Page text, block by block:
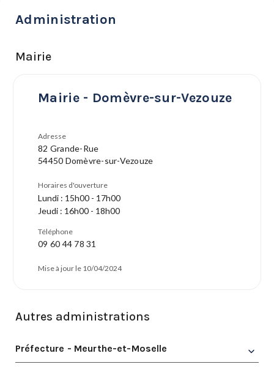
Administration
Mairie
Mairie - Domèvre-sur-Vezouze
Adresse
82 Grande-Rue
54450 Domèvre-sur-Vezouze
Horaires d'ouverture
Lundi : 15h00 - 17h00
Jeudi : 16h00 - 18h00
Téléphone
09 60 44 78 31
Mise à jour le 10/04/2024
Autres administrations
Préfecture - Meurthe-et-Moselle